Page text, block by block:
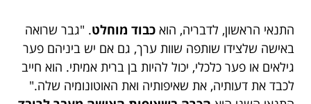
התנאי הראשון, לדבריה, הוא כבוד מוחלט. "גבר שרואה
באישה שלצידו שותפה שוות ערך, גם אם יש ביניהם פער
גילאים או פער כלכלי, יכול להיות בן ברית אמיתי. הוא חייב
לכבד את דעותיה, את שאיפותיה ואת האוטונומיה שלה."